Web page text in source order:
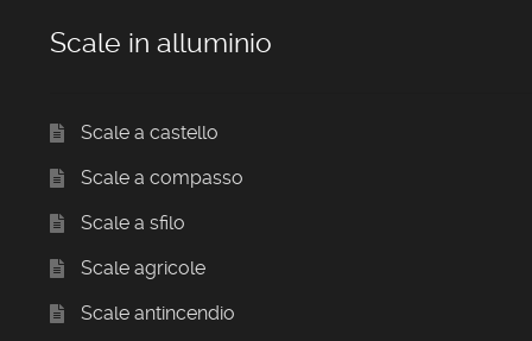
Scale in alluminio
Scale a castello
Scale a compasso
Scale a sfilo
Scale agricole
Scale antincendio